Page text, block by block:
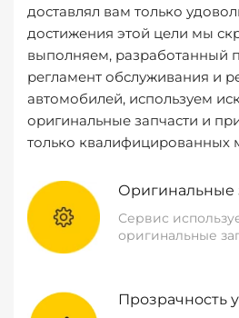
доставлял вам только
достижения этой цели мы
выполняем, разработанный
регламент обслуживания и
автомобилей, используем
оригинальные запчасти и
только квалифицированных
Оригинальные
Сервис
оригинальные
Прозрачность